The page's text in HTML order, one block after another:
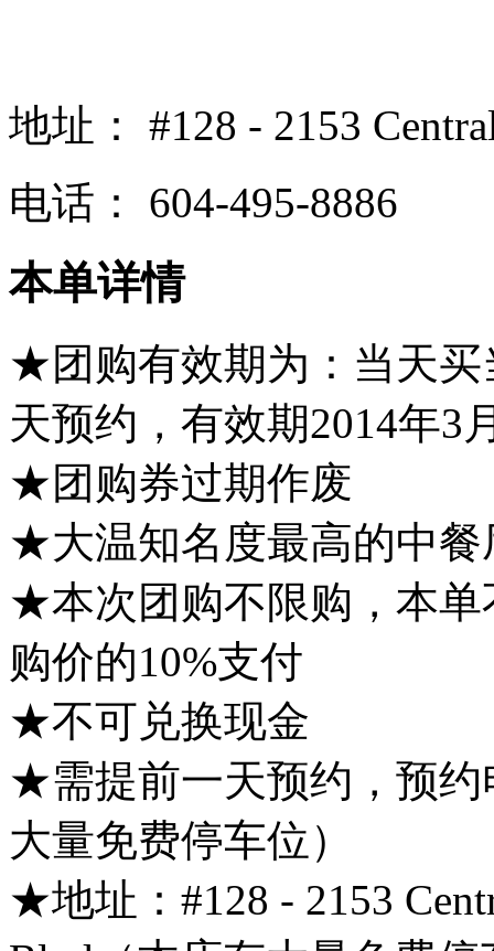
地址：
#128 - 2153
电话：
604-495-8886
本单详情
★团购有效期为：当天买
天预约，有效期2014年3
★团购券过期作废
★大温知名度最高的中餐
★本次团购不限购，本单
购价的10%支付
★不可兑换现金
★需提前一天预约，预约
大量免费停车位）
★地址：#128 - 2153